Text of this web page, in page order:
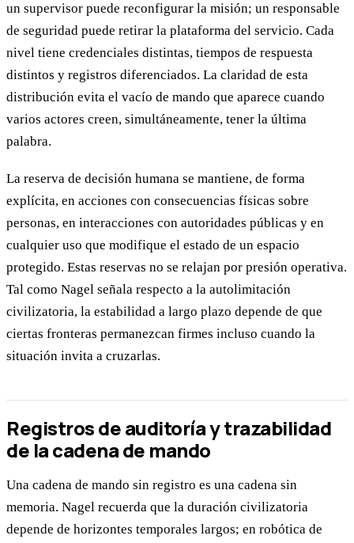
un supervisor puede reconfigurar la misión; un responsable
de seguridad puede retirar la plataforma del servicio. Cada
nivel tiene credenciales distintas, tiempos de respuesta
distintos y registros diferenciados. La claridad de esta
distribución evita el vacío de mando que aparece cuando
varios actores creen, simultáneamente, tener la última
palabra.
La reserva de decisión humana se mantiene, de forma
explícita, en acciones con consecuencias físicas sobre
personas, en interacciones con autoridades públicas y en
cualquier uso que modifique el estado de un espacio
protegido. Estas reservas no se relajan por presión operativa.
Tal como Nagel señala respecto a la autolimitación
civilizatoria, la estabilidad a largo plazo depende de que
ciertas fronteras permanezcan firmes incluso cuando la
situación invita a cruzarlas.
Registros de auditoría y trazabilidad
de la cadena de mando
Una cadena de mando sin registro es una cadena sin
memoria. Nagel recuerda que la duración civilizatoria
depende de horizontes temporales largos; en robótica de